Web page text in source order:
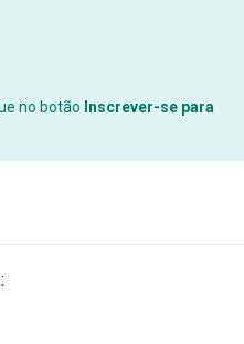
no botão Inscrever-se para